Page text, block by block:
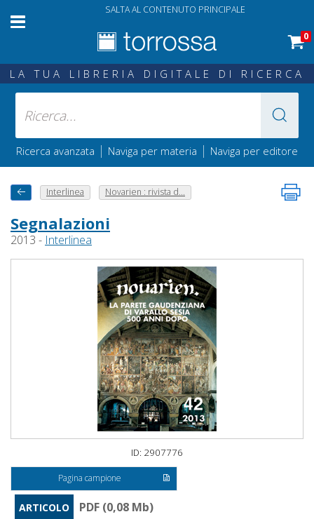
SALTA AL CONTENUTO PRINCIPALE
0
LA TUA LIBRERIA DIGITALE DI RICERCA
Ricerca avanzata | Naviga per materia | Naviga per editore
Interlinea Novarien : rivista d...
Segnalazioni
2013 - Interlinea
ID: 2907776
Pagina campione
ARTICOLO
PDF (0,08 Mb)